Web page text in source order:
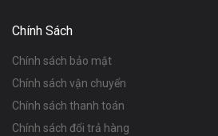
Chính Sách
Chính sách bảo mật
Chính sách vận chuyển
Chính sách thanh toán
Chính sách đổi trả hàng